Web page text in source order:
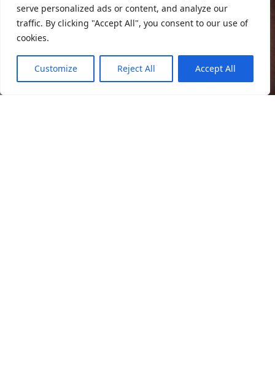
serve personalized ads or content, and analyze our
traffic. By clicking "Accept All", you consent to our use of
cookies.
Customize Reject All Accept All